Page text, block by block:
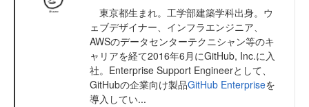
東京都生まれ。工学部建築学科出身。ウ
ェブデザイナー、インフラエンジニア、
AWSのデータセンターテクニシャン等のキ
ャリアを経て2016年6月にGitHub, Inc.に入
社。Enterprise Support Engineerとして、
GitHubの企業向け製品GitHub Enterpriseを
導入してい...